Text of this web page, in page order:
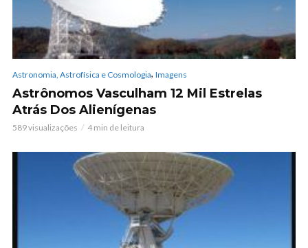
Astronomia, Astrofísica e Cosmologia, Imagens
Astrônomos Vasculham 12 Mil Estrelas
Atrás Dos Alienígenas
589 visualizações 4 min de leitura